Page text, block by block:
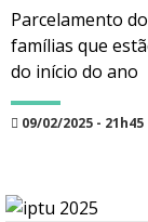
Parcelamento
famílias que
do início do ano
09/02/2025 - 21h45